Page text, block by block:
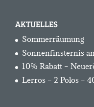
AKTUELLES
Sommerräumung
Sonnenfinsternis
10% Rabatt –
Lerros – 2 Polos –